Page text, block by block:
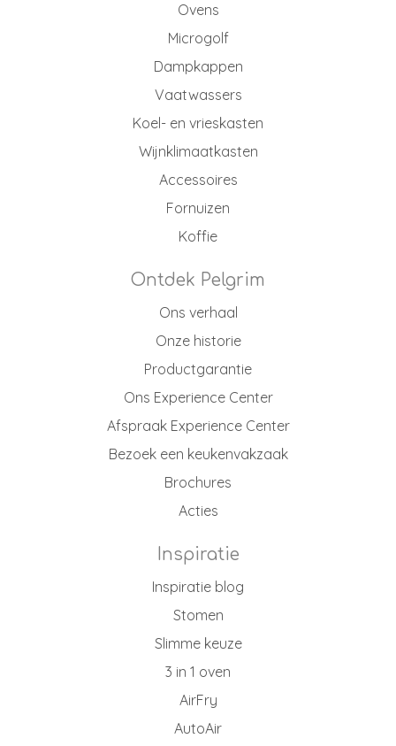
Ovens
Microgolf
Dampkappen
Vaatwassers
Koel- en vrieskasten
Wijnklimaatkasten
Accessoires
Fornuizen
Koffie
Ontdek Pelgrim
Ons verhaal
Onze historie
Productgarantie
Ons Experience Center
Afspraak Experience Center
Bezoek een keukenvakzaak
Brochures
Acties
Inspiratie
Inspiratie blog
Stomen
Slimme keuze
3 in 1 oven
AirFry
AutoAir